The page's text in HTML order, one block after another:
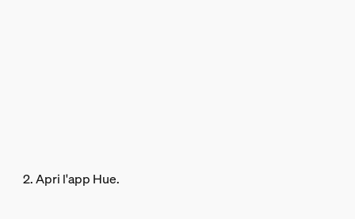
2. Apri l'app Hue.